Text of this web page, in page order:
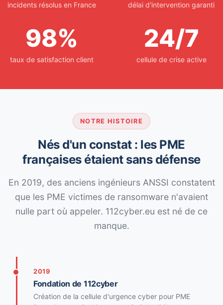
incidents résolus en France délai d'intervention garanti
98%
taux de satisfaction client
24/7
cellule de crise active
NOTRE HISTOIRE
Nés d'un constat : les PME
françaises étaient sans défense
En 2019, des anciens ingénieurs ANSSI constatent
que les PME victimes de ransomware n'avaient
nulle part où appeler. 112cyber.eu est né de ce
manque.
2019
Fondation de 112cyber
Création de la cellule d'urgence cyber pour PME